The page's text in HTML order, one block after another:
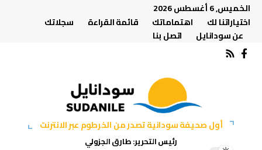
الخميس, 6 أغسطس 2026
اختياراتنا لك
اهتماماتك قائمة القراءة
سجلاتك
عن سودانايل
اتصل بنا
أول صحيفة سودانية تصدر من الخرطوم عبر الانترنت
رئيس التحرير: طارق الجزولي